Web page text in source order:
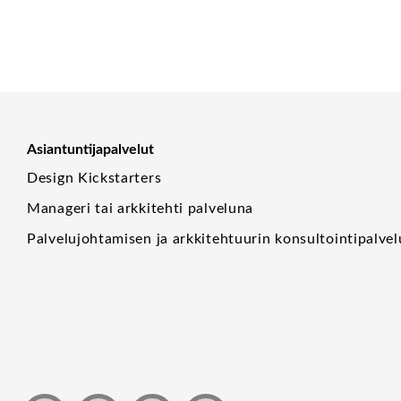
Asiantuntijapalvelut
Design Kickstarters
Manageri tai arkkitehti palveluna
Palvelujohtamisen ja arkkitehtuurin